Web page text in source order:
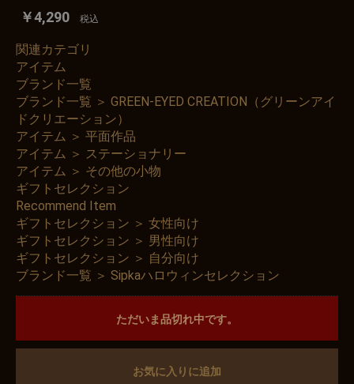
￥4,290 税込
関連カテゴリ
アイテム
ブランド一覧
ブランド一覧 ＞ GREEN-EYED CREATION（グリーンアイ
ドクリエーション）
アイテム ＞ 平面作品
アイテム ＞ ステーショナリー
アイテム ＞ その他の小物
ギフトセレクション
Recommend Item
ギフトセレクション ＞ 女性向け
ギフトセレクション ＞ 男性向け
ギフトセレクション ＞ 自分向け
ブランド一覧 ＞ Sipkaハロウィンセレクション
ただいま品切れ中です。
お気に入りに追加